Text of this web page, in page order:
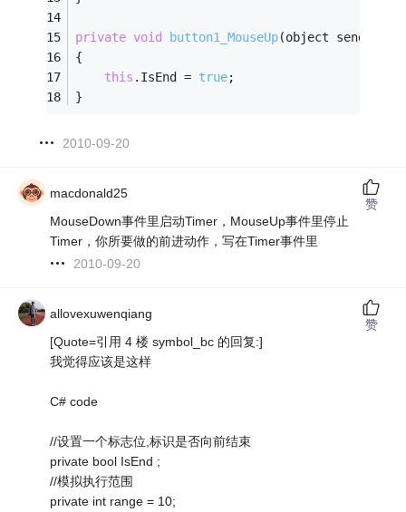
private void button1_MouseUp(object sender,
{
this .IsEnd = true;
}
2010-09-20
macdonald25
MouseDown事件里启动Timer，MouseUp事件里停止
Timer，你所要做的前进动作，写在Timer事件里
2010-09-20
赞
allovexuwenqiang
[Quote=引用 4 楼 symbol_bc 的回复:]
我觉得应该是这样
C# code
//设置一个标志位,标识是否向前结束
private bool IsEnd ;
//模拟执行范围
private int range = 10;
赞